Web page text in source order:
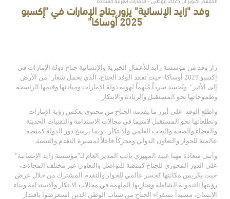
وفد "زايد الإنسانية" يزور جناح الإمارات في "إكسبو
2025 أوساكا"
زار وفد من مؤسسة زايد للأعمال الخيرية والإنسانية جناح دولة الإمارات في
إكسبو 2025 أوساكا، حيث تفقد الوفد الجناح، الذي يحمل شعار "من الأرض
إلى الأثير" ويُجسد سرداً مُلهماً لهوية دولة الإمارات ومبادئها وقيمها الراسخة
وطموحاتها نحو المستقبل والريادة والابتكار.
واطلع الوفد على أبرز ما يقدمه الجناح من محتوى يعكس رؤية الإمارات
وتطلعاتها نحو المستقبل لاسيما في مجالات الاستدامة والتقنيات الحديثة
والفضاء والصحة والبحث العلمي والابتكار ، وبما يرسخ دور الدولة كمنصة
عالمية للحوار والتعاون الدولي ومحركاً فاعلاً لمسيرة التقدم والتنمية.
وأثنى سعادة مهنا عبيد المهيري نائب المدير العام لـ"مؤسسة زايد الإنسانية"
على الدور المحوري للجناح كمنصة للتواصل والتعاون عبر مختلف المجالات،
حيث يكريس مكانتها كجسر عالمي للحوار والتقدم المشترك من خلال عرض
رؤيتها التنموية الشاملة وتجاربها الملهمة في مجالات الابتكار والاستدامة وبناء
الإنسان، مشيداً بسفراء الجناح من شباب الوطن الذين استعرضوا باقتدار